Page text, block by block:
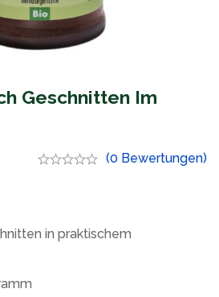
Geschnitten Im
(0 Bewertungen)
in praktischem